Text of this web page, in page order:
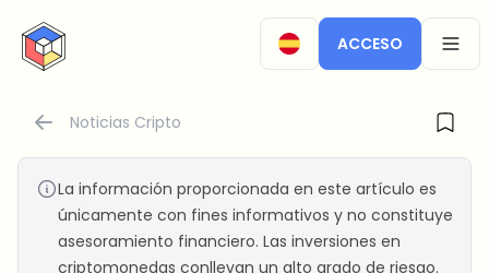
CryptoTicker
ACCESO
Noticias Cripto
La información proporcionada en este artículo es
únicamente con fines informativos y no constituye
asesoramiento financiero. Las inversiones en
criptomonedas conllevan un alto grado de riesgo.